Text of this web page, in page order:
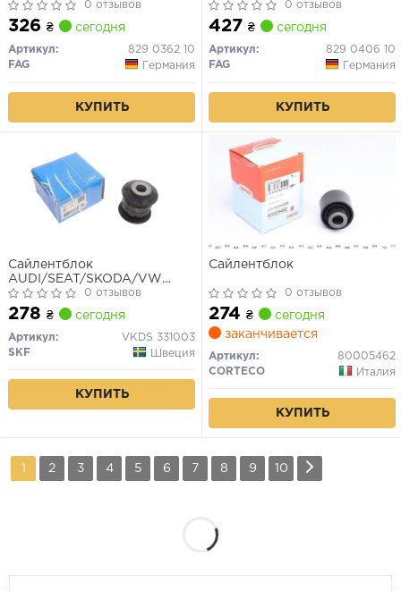
0 отзывов
326 ₴ сегодня
Артикул:
829 0362 10
FAG
Германия
КУПИТЬ
0 отзывов
427 ₴ сегодня
Артикул:
829 0406 10
FAG
Германия
КУПИТЬ
Сайлентблок
AUDI/SEAT/SKODA/VW
A3/Q3/Leon/Octavia/Caddy/Golf/Touran
"F "04>>
0 отзывов
278 ₴ сегодня
Артикул:
VKDS 331003
SKF
Швеция
КУПИТЬ
Сайлентблок
0 отзывов
274 ₴
сегодня
заканчивается
Артикул:
80005462
CORTECO
Италия
КУПИТЬ
1 2 3 4 5 6 7 8 9 10